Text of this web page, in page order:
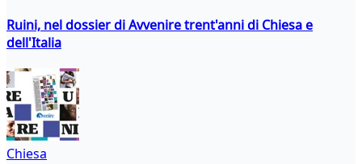
Ruini, nel dossier di Avvenire trent'anni di Chiesa e
dell'Italia
Chiesa